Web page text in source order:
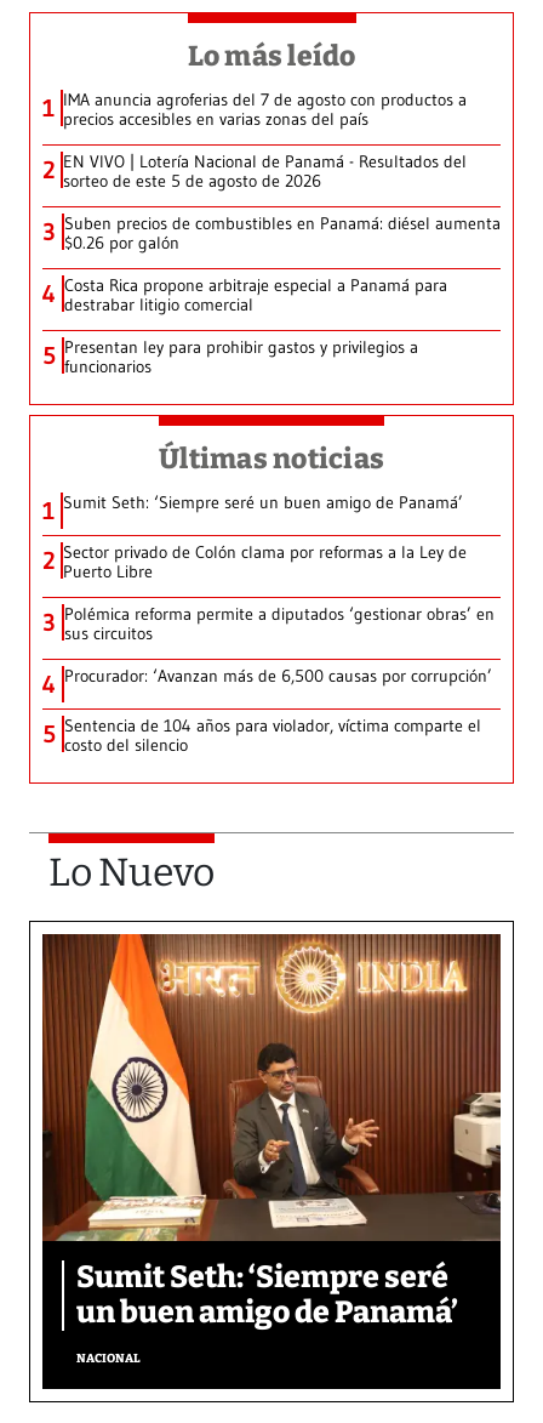
Lo más leído
1 IMA anuncia agroferias del 7 de agosto con productos a
precios accesibles en varias zonas del país
2 EN VIVO | Lotería Nacional de Panamá - Resultados del
sorteo de este 5 de agosto de 2026
3 Suben precios de combustibles en Panamá: diésel aumenta
$0.26 por galón
4 Costa Rica propone arbitraje especial a Panamá para
destrabar litigio comercial
5 Presentan ley para prohibir gastos y privilegios a
funcionarios
Últimas noticias
1 Sumit Seth: ‘Siempre seré un buen amigo de Panamá’
2 Sector privado de Colón clama por reformas a la Ley de
Puerto Libre
3 Polémica reforma permite a diputados ‘gestionar obras’ en
sus circuitos
4 Procurador: ‘Avanzan más de 6,500 causas por corrupción’
5 Sentencia de 104 años para violador, víctima comparte el
costo del silencio
Lo Nuevo
Sumit Seth: ‘Siempre seré
un buen amigo de Panamá’
NACIONAL